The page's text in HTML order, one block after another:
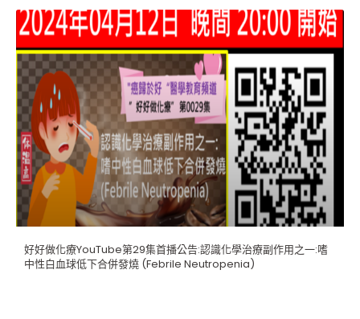
好好做化療YouTube第29集首播公告:認識化學治療副作用之一:嗜
中性白血球低下合併發燒 (Febrile Neutropenia)